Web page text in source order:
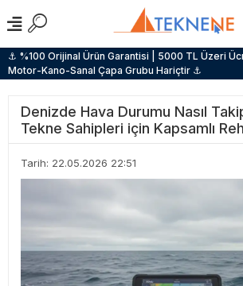
⚓ %100 Orijinal Ürün Garantisi | 5000 TL Üzeri
Motor-Kano-Sanal Çapa Grubu Hariçtir ⚓
Denizde Hava Durumu Nasıl
Tekne Sahipleri için Kapsamlı
Tarih: 22.05.2026 22:51